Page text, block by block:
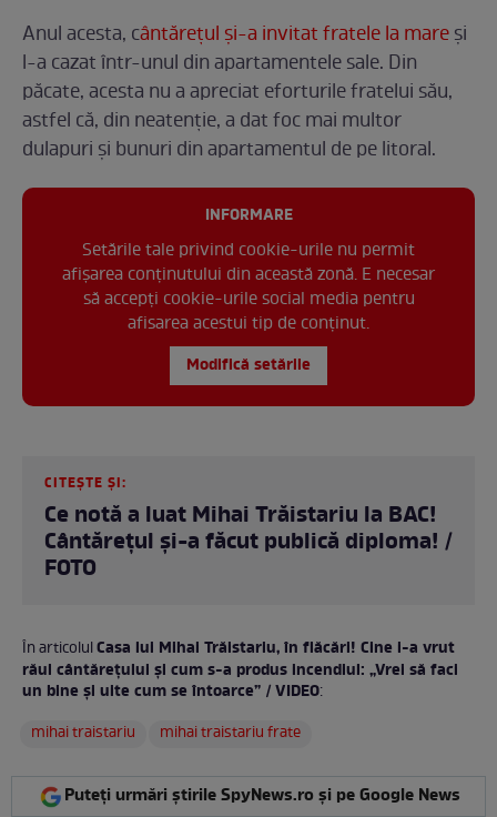
Anul acesta, cântărețul și-a invitat fratele la mareși
l-a cazat într-unul din apartamentele sale. Din
păcate, acesta nu a apreciat eforturile fratelui său,
astfel că, din neatenție, a dat foc mai multor
dulapuri și bunuri din apartamentul de pe litoral.
INFORMARE
Setările tale privind cookie-urile nu permit
afișarea conținutului din această zonă. E necesar
să accepți cookie-urile social media pentru
afisarea acestui tip de conținut.
Modifică setările
CITEȘTE ȘI:
Ce notă a luat Mihai Trăistariu la BAC!
Cântărețul și-a făcut publică diploma! /
FOTO
În articolulCasa lui Mihai Trăistariu, în flăcări! Cine i-a vrut
răul cântărețului și cum s-a produs incendiul: „Vrei să faci
un bine și uite cum se întoarce” / VIDEO:
mihai traistariu
mihai traistariu frate
Puteți urmări știrile SpyNews.ro și pe Google News